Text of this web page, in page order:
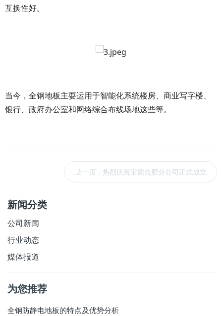
互换性好。
当今，全钢地板主耍运用于智能化系统楼房、商业写字楼、
银行、政府办公室和网络综合布线场地这些等。
上一页： 热烈庆祝宝鹿合肥分公司正式成立
新闻分类
公司新闻
行业动态
媒体报道
为您推荐
全钢防静电地板的特点及优势分析